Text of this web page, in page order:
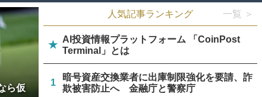
ら仮
人気記事ランキング 一覧 ＞
★
AI投資情報プラットフォーム 「CoinPost
Terminal」とは
1
暗号資産交換業者に出庫制限強化を要請、詐
欺被害防止へ 金融庁と警察庁